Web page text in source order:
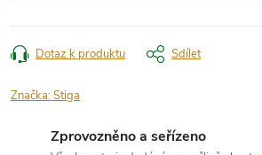
Dotaz k produktu Sdílet
Značka:Stiga
Zprovozněno a seřízeno